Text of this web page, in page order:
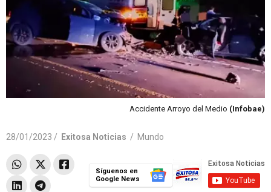
Accidente Arroyo del Medio (Infobae)
28/01/2023 / Exitosa Noticias / Mundo
Síguenos en
Google News